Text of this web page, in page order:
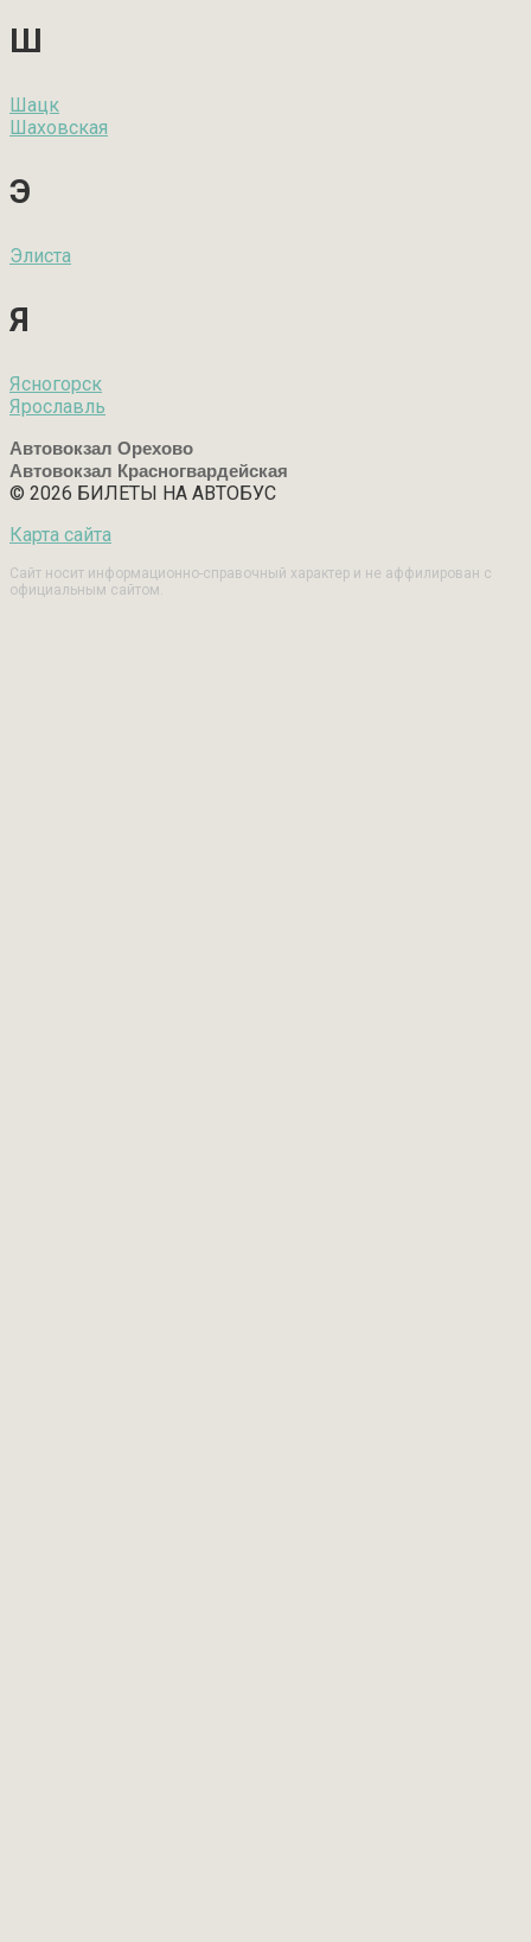
Ш
Шацк
Шаховская
Э
Элиста
Я
Ясногорск
Ярославль
Автовокзал Орехово
Автовокзал Красногвардейская
© 2026 БИЛЕТЫ НА АВТОБУС
Карта сайта
Сайт носит информационно-справочный характер и не аффилирован с
официальным сайтом.